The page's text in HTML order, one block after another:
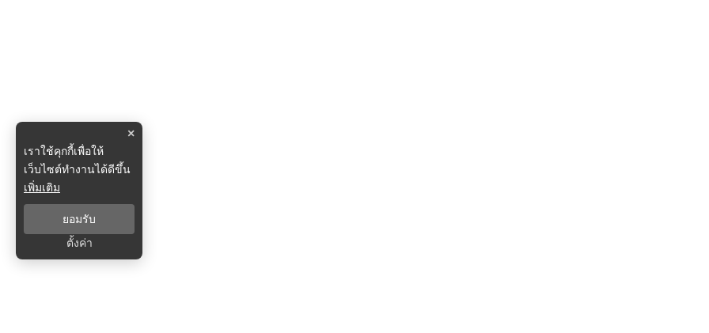
×
เราใช้คุกกี้เพื่อให้
เว็บไซต์ทำงานได้ดีขึ้น
เพิ่มเติม
ยอมรับ
ตั้งค่า